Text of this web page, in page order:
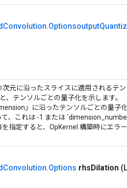
Convolution.Optionsoutput
元に沿ったスライスに適用されるテ
、テンソルごとの量子化を示します。
」に沿ったテンソルごとの量子
て、これは -1 または
指定すると、OpKernel 構築時にエラ
Convolution.Options rhsDilation